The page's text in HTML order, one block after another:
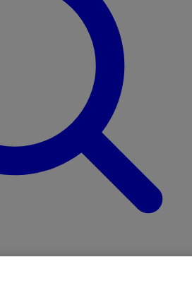
iGaming HubA BOLA SUGEREBarba